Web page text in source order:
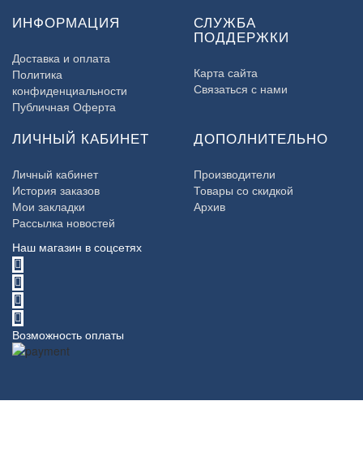
ИНФОРМАЦИЯ
Доставка и оплата
Политика
конфиденциальности
Публичная Оферта
СЛУЖБА
ПОДДЕРЖКИ
Карта сайта
Связаться с нами
ЛИЧНЫЙ КАБИНЕТ
Личный кабинет
История заказов
Мои закладки
Рассылка новостей
ДОПОЛНИТЕЛЬНО
Производители
Товары со скидкой
Архив
Наш магазин в соцсетях
Возможность оплаты